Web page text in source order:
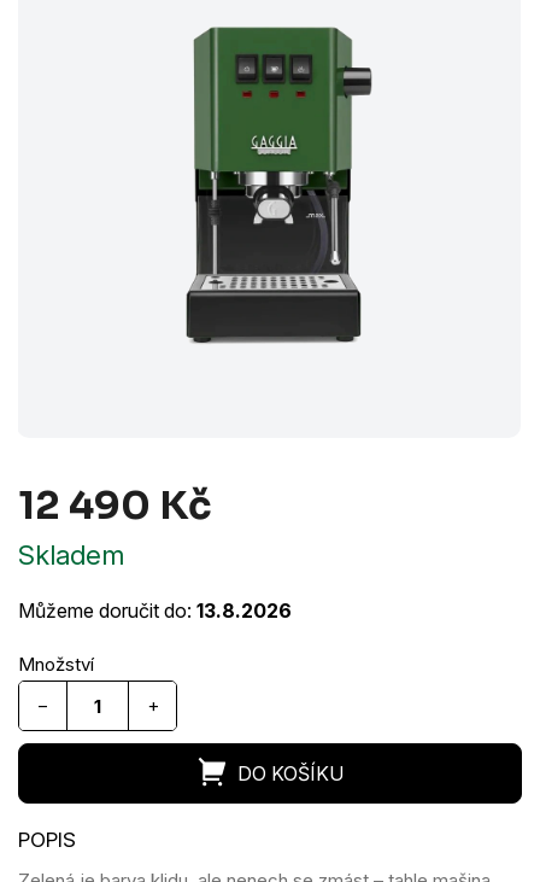
12 490 Kč
Skladem
Můžeme doručit do: 13.8.2026
+
−